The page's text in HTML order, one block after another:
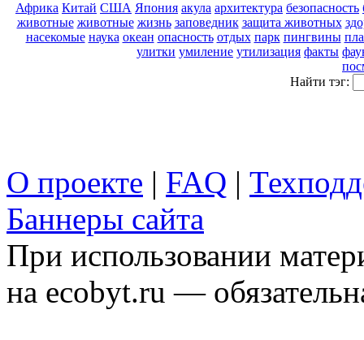
Африка Китай США Япония акула архитектура безопасность
животные животные жизнь заповедник защита животных
насекомые наука океан опасность отдых парк пингвины
улитки умиление утилизация факты
Найти тэг:
О проекте | FAQ |
Баннеры сайта
При использовании
на ecobyt.ru —